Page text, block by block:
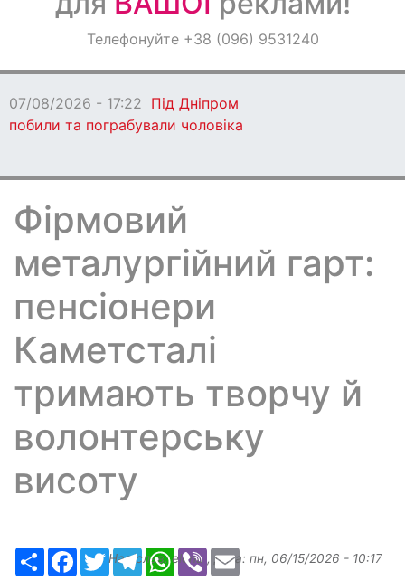
ОголошенняТелефонуйте +38 (096) 9531240
- 17:22 Під Дніпром
та пограбували чоловіка
Фірмовий
металургійний гарт:
пенсіонери
Каметсталі
тримають творчу й
волонтерську
висоту
РесурсFacebook
TwitterTelegramWhatsApp
ViberEmail
Надіслав:elena , дата: пн, 06/15/2026 - 10:17